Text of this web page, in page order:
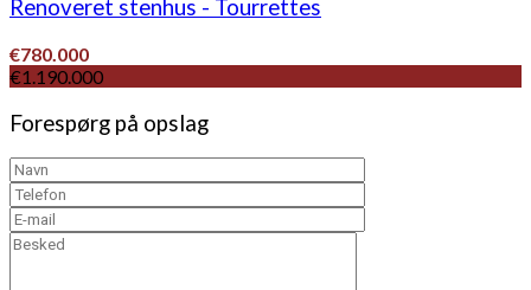
Renoveret stenhus - Tourrettes
€780.000
€1.190.000
Forespørg på opslag